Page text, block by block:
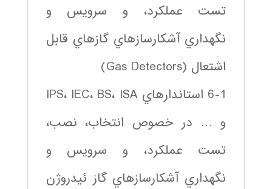
تست عملكرد، و سرويس و
نگهداري آشكارسازهاي گازهاي قابل
اشتعال (Gas Detectors)
6-1 استاندارهاي IPS، IEC، BS، ISA
و … در خصوص انتخاب، نصب،
تست عملكرد، و سرويس و
نگهداري آشكارسازهاي گاز ئيدروژن